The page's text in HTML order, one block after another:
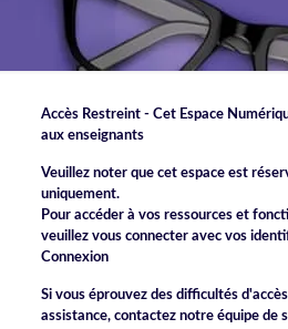
Accès Restreint - Cet Espace
aux enseignants
Veuillez noter que cet espace est
uniquement.
Pour accéder à vos ressources et
veuillez vous connecter avec vos
Connexion
Si vous éprouvez des difficultés
assistance, contactez notre équipe de